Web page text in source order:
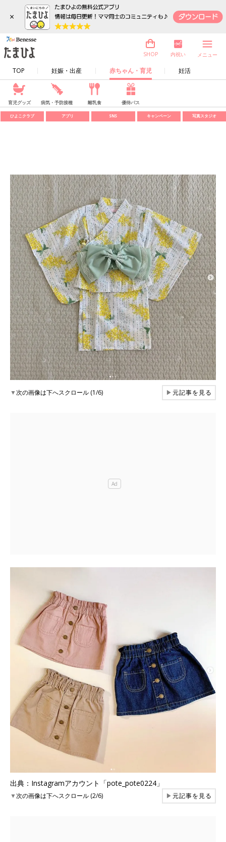
×
TOP 妊娠・出産 赤ちゃん・育児 妊活
SHOP 内祝い メニュー
育児グッズ 病気・予防接種 離乳食 優待パス
ひよこクラブ アプリ SNS キャンペーン 写真スタジオ
▼次の画像は下へスクロール (1/6) ▶元記事を見る
出典：Instagramアカウント「pote_pote0224」
▼次の画像は下へスクロール (2/6) ▶元記事を見る